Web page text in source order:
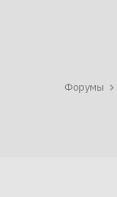
Форумы